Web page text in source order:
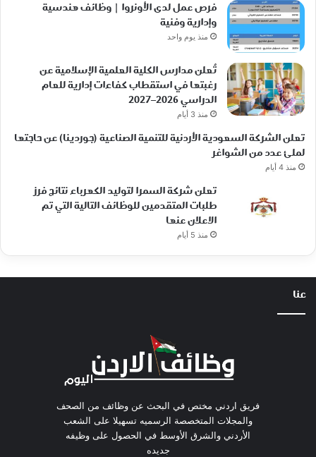
فرص عمل لدى الأونروا | وظائف هندسية
وإدارية وفنية
منذ يوم واحد
تُعلن مدارس الكلية العلمية الإسلامية عن
رغبتها في استقطاب كفاءات إدارية للعام
الدراسي 2026–2027
منذ 3 أيام
تعلن الشركة السعودية الأردنية للتنمية الصناعية (جوردينا) عن حاجتها
لملئ عدد من الشواغر
منذ 4 أيام
تعلن شركة السمرا لتوليد الكهرباء نتائج فرز
طلبات المتقدمين للوظائف التالية التي تم
الاعلان عنها
منذ 5 أيام
عنا
فريق اردني مختص في البحث عن وظائف من الصحف
والمجلات المتخصصة الرسميه تسهيلا على الشعب
الأردني والشرق الأوسط في الحصول على وظيفه
جديده